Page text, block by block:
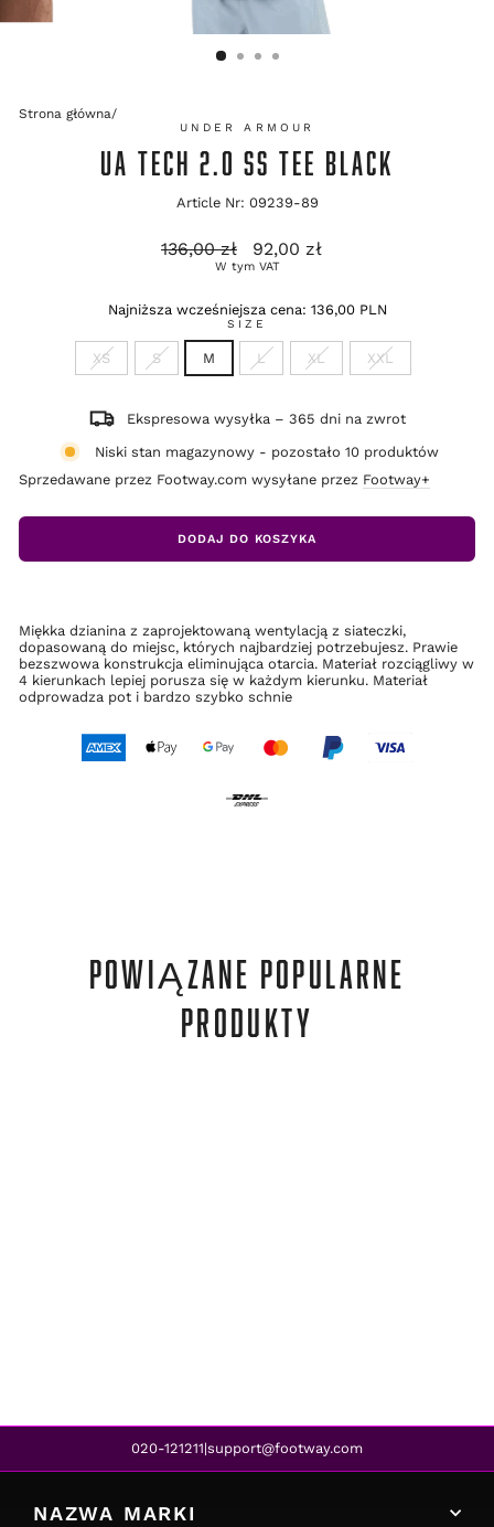
Strona główna/
UNDER ARMOUR
UA TECH 2.0 SS TEE BLACK
Article Nr: 09239-89
Cena
regularna
136,00 zł
Cena
promocyjna
92,00 zł
W tym VAT
Najniższa wcześniejsza cena: 136,00 PLN
SIZE
XS S M L XL XXL
Ekspresowa wysyłka – 365 dni na zwrot
Niski stan magazynowy - pozostało 10 produktów
Sprzedawane przez Footway.com wysyłane przez Footway+
DODAJ DO KOSZYKA
Miękka dzianina z zaprojektowaną wentylacją z siateczki,
dopasowaną do miejsc, których najbardziej potrzebujesz. Prawie
bezszwowa konstrukcja eliminująca otarcia. Materiał rozciągliwy w
4 kierunkach lepiej porusza się w każdym kierunku. Materiał
odprowadza pot i bardzo szybko schnie
POWIĄZANE POPULARNE
PRODUKTY
020-121211|support@footway.com
NAZWA MARKI